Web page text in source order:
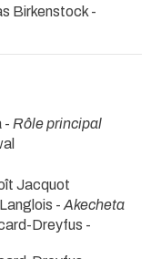
Birkenstock -
- Rôle principal
Jacquot
- Akecheta
Dreyfus -